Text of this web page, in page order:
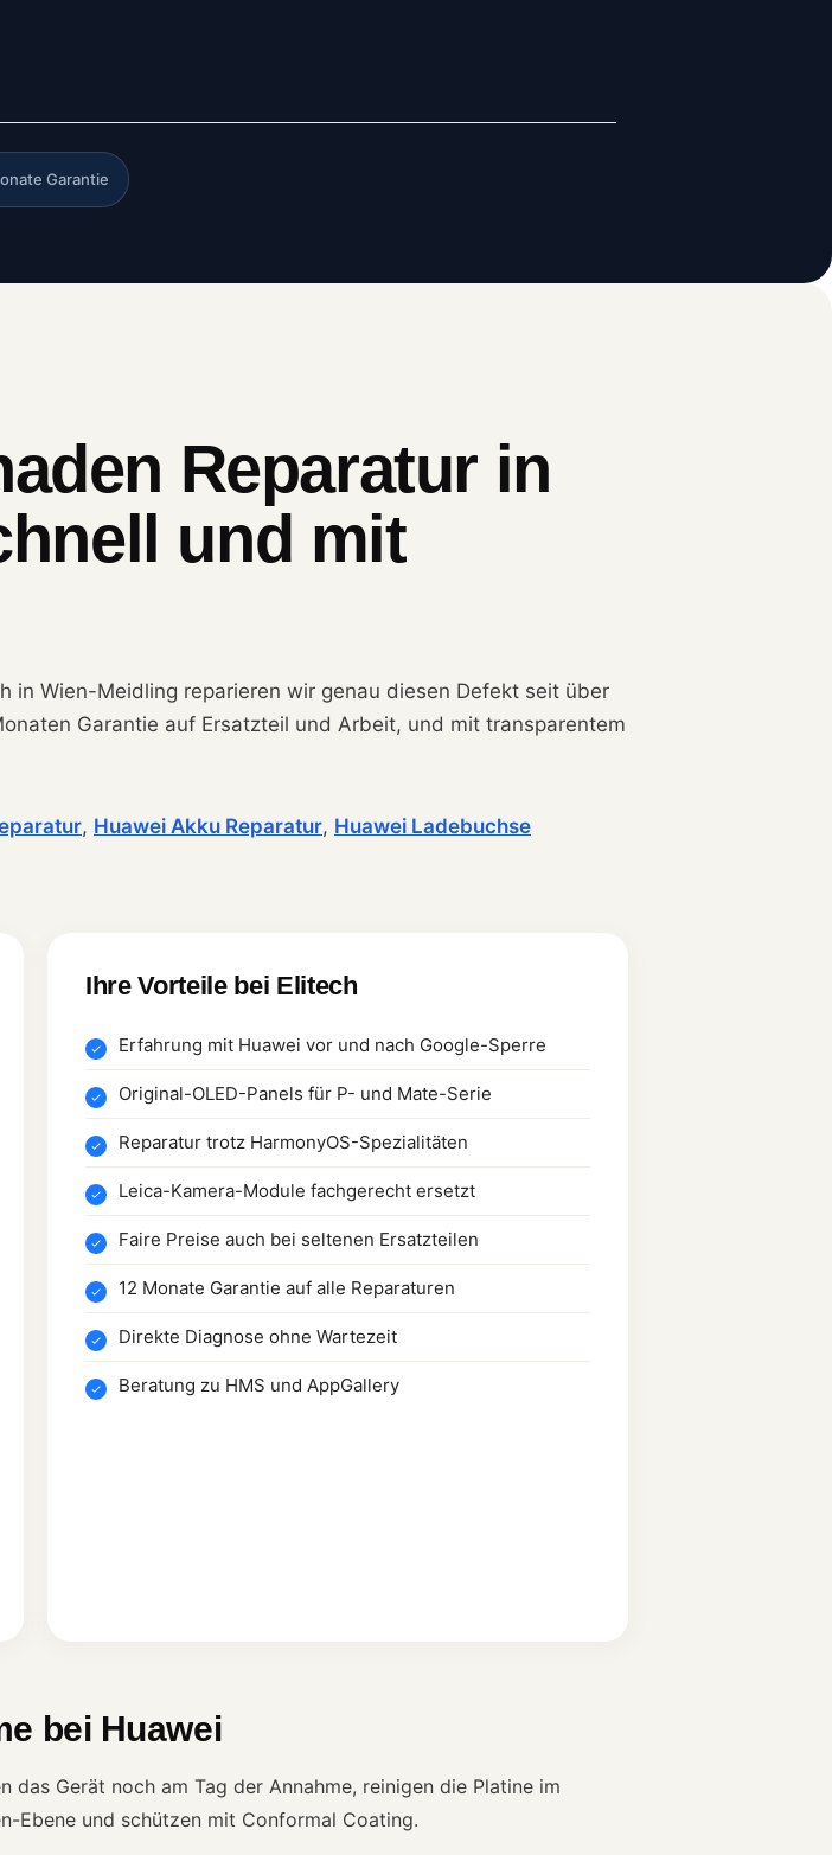
Garantie
Reparatur in
und mit
in Wien-Meidling reparieren wir genau diesen Defekt seit über
Garantie auf Ersatzteil und Arbeit, und mit transparentem
, Huawei Akku Reparatur, Huawei Ladebuchse
Ihre Vorteile bei Elitech
Erfahrung mit Huawei vor und nach Google-Sperre
Original-OLED-Panels für P- und Mate-Serie
Reparatur trotz HarmonyOS-Spezialitäten
Leica-Kamera-Module fachgerecht ersetzt
Faire Preise auch bei seltenen Ersatzteilen
12 Monate Garantie auf alle Reparaturen
Direkte Diagnose ohne Wartezeit
Beratung zu HMS und AppGallery
bei Huawei
das Gerät noch am Tag der Annahme, reinigen die Platine im
Ebene und schützen mit Conformal Coating.